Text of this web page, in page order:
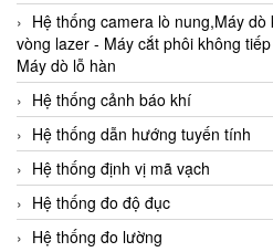
Hệ thống camera lò nung,Máy
vòng lazer - Máy cắt phôi không
Máy dò lỗ hàn
Hệ thống cảnh báo khí
Hệ thống dẫn hướng tuyến tính
Hệ thống định vị mã vạch
Hệ thống đo độ đục
Hệ thống đo lường